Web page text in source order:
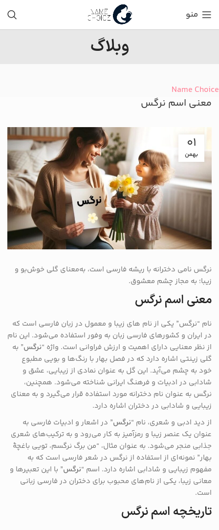
منو
وبلاگ
Name Choice
معنی اسم نرگس
01
بهمن
نرگس نامی دخترانه با ریشه فارسی است، به‌معنای گلی خوش‌بو و
زیبا؛ به مجاز چشم معشوق.
معنی اسم نرگس
نام “نرگس” یکی از نام‌ های زیبا و معمول در زبان فارسی است که
در ایران و کشورهای فارسی‌ زبان به وفور استفاده می‌شود. این نام
از نظر معنایی دارای اهمیت و ارزش فراوانی است. واژه “نرگس” به
گلی زینتی اشاره دارد که در فصل بهار با رنگ‌ها و بویی مطبوع
خود به چشم می‌آید. این گل به عنوان نمادی از زیبایی، عشق و
شادابی در ادبیات و فرهنگ ایرانی شناخته می‌شود. همچنین،
نرگس به عنوان نام دخترانه مورد استفاده قرار می‌گیرد و به معنای
زیبایی و شادابی در دختران اشاره دارد.
از دید ادبی و شعری، نام “نرگس” در اشعار و ادبیات فارسی به
عنوان یک عنصر زیبا و رمزآمیز به کار می‌رود و به ترکیب‌های شعری
جذابی منجر می‌شود. به عنوان مثال، “من برگ نرگسم، تویی باغچهٔ
بهار” نمونه‌ای از استفاده از نرگس در شعر فارسی است که به
مفهوم زیبایی و شادابی اشاره دارد. اسم “نرگس” با این تعبیر‌ها و
معانی زیبا، یکی از نام‌های محبوب برای دختران در فارسی زبانی
است.
تاریخچه اسم نرگس